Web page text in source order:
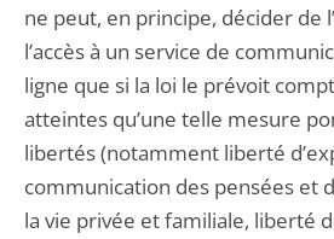
ne peut, en principe, décider de
l’accès à un service de
ligne que si la loi le prévoit
atteintes qu’une telle mesure
libertés (notamment liberté
communication des pensées et
la vie privée et familiale, liberté